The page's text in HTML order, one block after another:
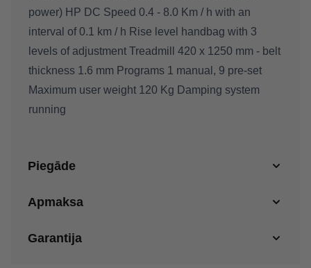
power) HP DC Speed 0.4 - 8.0 Km / h with an
interval of 0.1 km / h Rise level handbag with 3
levels of adjustment Treadmill 420 x 1250 mm - belt
thickness 1.6 mm Programs 1 manual, 9 pre-set
Maximum user weight 120 Kg Damping system
running
Piegāde
Apmaksa
Garantija